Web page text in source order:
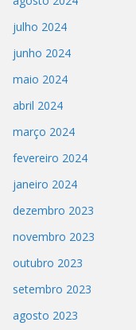
julho 2024
junho 2024
maio 2024
abril 2024
março 2024
fevereiro 2024
janeiro 2024
dezembro 2023
novembro 2023
outubro 2023
setembro 2023
agosto 2023